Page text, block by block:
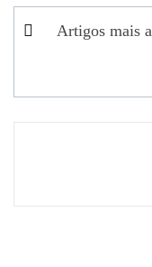
Navegação
Artigos mais